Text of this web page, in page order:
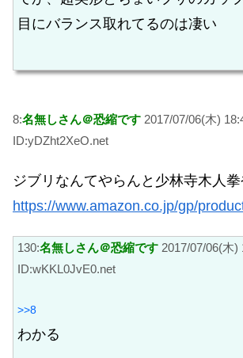
目にバランス取れてるのは凄い
8:名無しさん＠恐縮です 2017/07/06(木)
ID:yDZht2XeO.net
ジブリなんてやらんと少林寺木人拳
https://www.amazon.co.jp/gp/
130:名無しさん＠恐縮です 2017/07/06(木)
ID:wKKL0JvE0.net
>>8
わかる